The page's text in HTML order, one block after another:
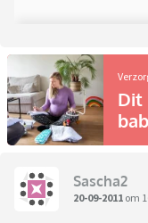
Dit
Sascha2
20-09-2011 om